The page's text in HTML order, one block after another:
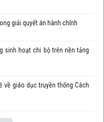
giải quyết án hành chính
sinh hoạt chi bộ trên nền tảng
về giáo dục truyền thống Cách